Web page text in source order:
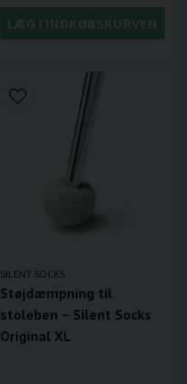
LÆG I INDKØBSKURVEN
SILENT SOCKS
Støjdæmpning til
stoleben – Silent Socks
Original XL